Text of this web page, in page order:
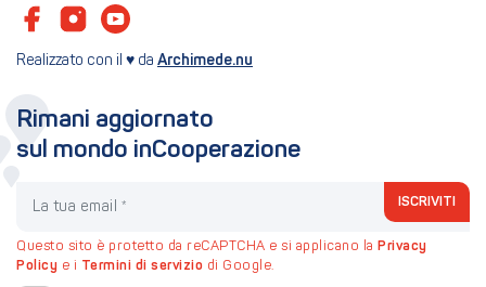
Realizzato con il ♥ da Archimede.nu
Rimani aggiornato
sul mondo inCooperazione
ISCRIVITI
Questo sito è protetto da reCAPTCHA e si applicano la Privacy
Policy e i Termini di servizio di Google.